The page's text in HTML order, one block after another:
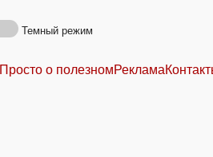
Темный режим
Просто о полезномРеклама